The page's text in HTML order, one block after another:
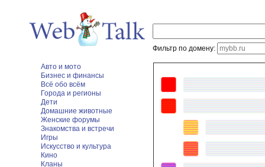
Фильтр по домену:
Авто и мото
Бизнес и финансы
Всё обо всём
Города и регионы
Дети
Домашние животные
Женские форумы
Знакомства и встречи
Игры
Искусство и культура
Кино
Кланы